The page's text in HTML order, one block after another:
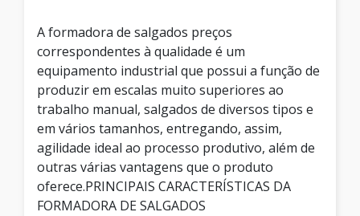
A formadora de salgados preços
correspondentes à qualidade é um
equipamento industrial que possui a função de
produzir em escalas muito superiores ao
trabalho manual, salgados de diversos tipos e
em vários tamanhos, entregando, assim,
agilidade ideal ao processo produtivo, além de
outras várias vantagens que o produto
oferece.PRINCIPAIS CARACTERÍSTICAS DA
FORMADORA DE SALGADOS